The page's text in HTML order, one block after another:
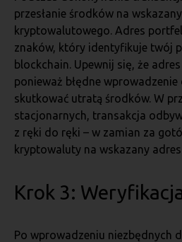
przesłanie środków na
kryptowalutowego. Adres
znaków, który identyfikuje twój
blockchain. Upewnij się, że
ponieważ błędne
skutkować utratą środków. W
stacjonarnych, transakcja
z ręki do ręki – w zamian za
kryptowaluty na wskazany
Krok 3:
Po wprowadzeniu niezbędnych